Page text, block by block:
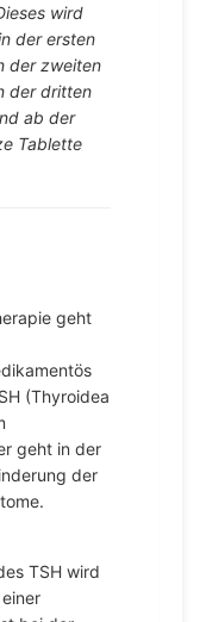
wird
der ersten
der zweiten
der dritten
ab der
Tablette
geht
(Thyroidea
geht in der
der
TSH wird